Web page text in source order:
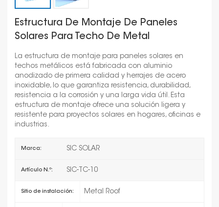
Estructura De Montaje De Paneles
Solares Para Techo De Metal
La estructura de montaje para paneles solares en
techos metálicos está fabricada con aluminio
anodizado de primera calidad y herrajes de acero
inoxidable, lo que garantiza resistencia, durabilidad,
resistencia a la corrosión y una larga vida útil. Esta
estructura de montaje ofrece una solución ligera y
resistente para proyectos solares en hogares, oficinas e
industrias.
Marca: SIC SOLAR
Artículo N.º: SIC-TC-10
Sitio de instalación: Metal Roof